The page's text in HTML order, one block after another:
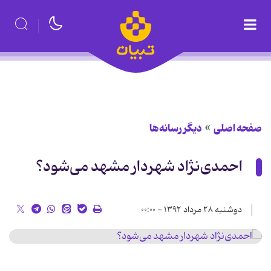
صفحه اصلی دیگر رسانه‌ها
احمدی‌نژاد شهردار مشهد می‌شود؟
دوشنبه ۲۸ مرداد ۱۳۹۲ - ۰۰:۰۰